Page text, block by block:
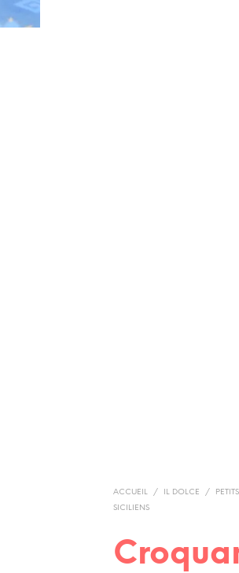
ACCUEIL / IL DOLCE /
SICILIENS